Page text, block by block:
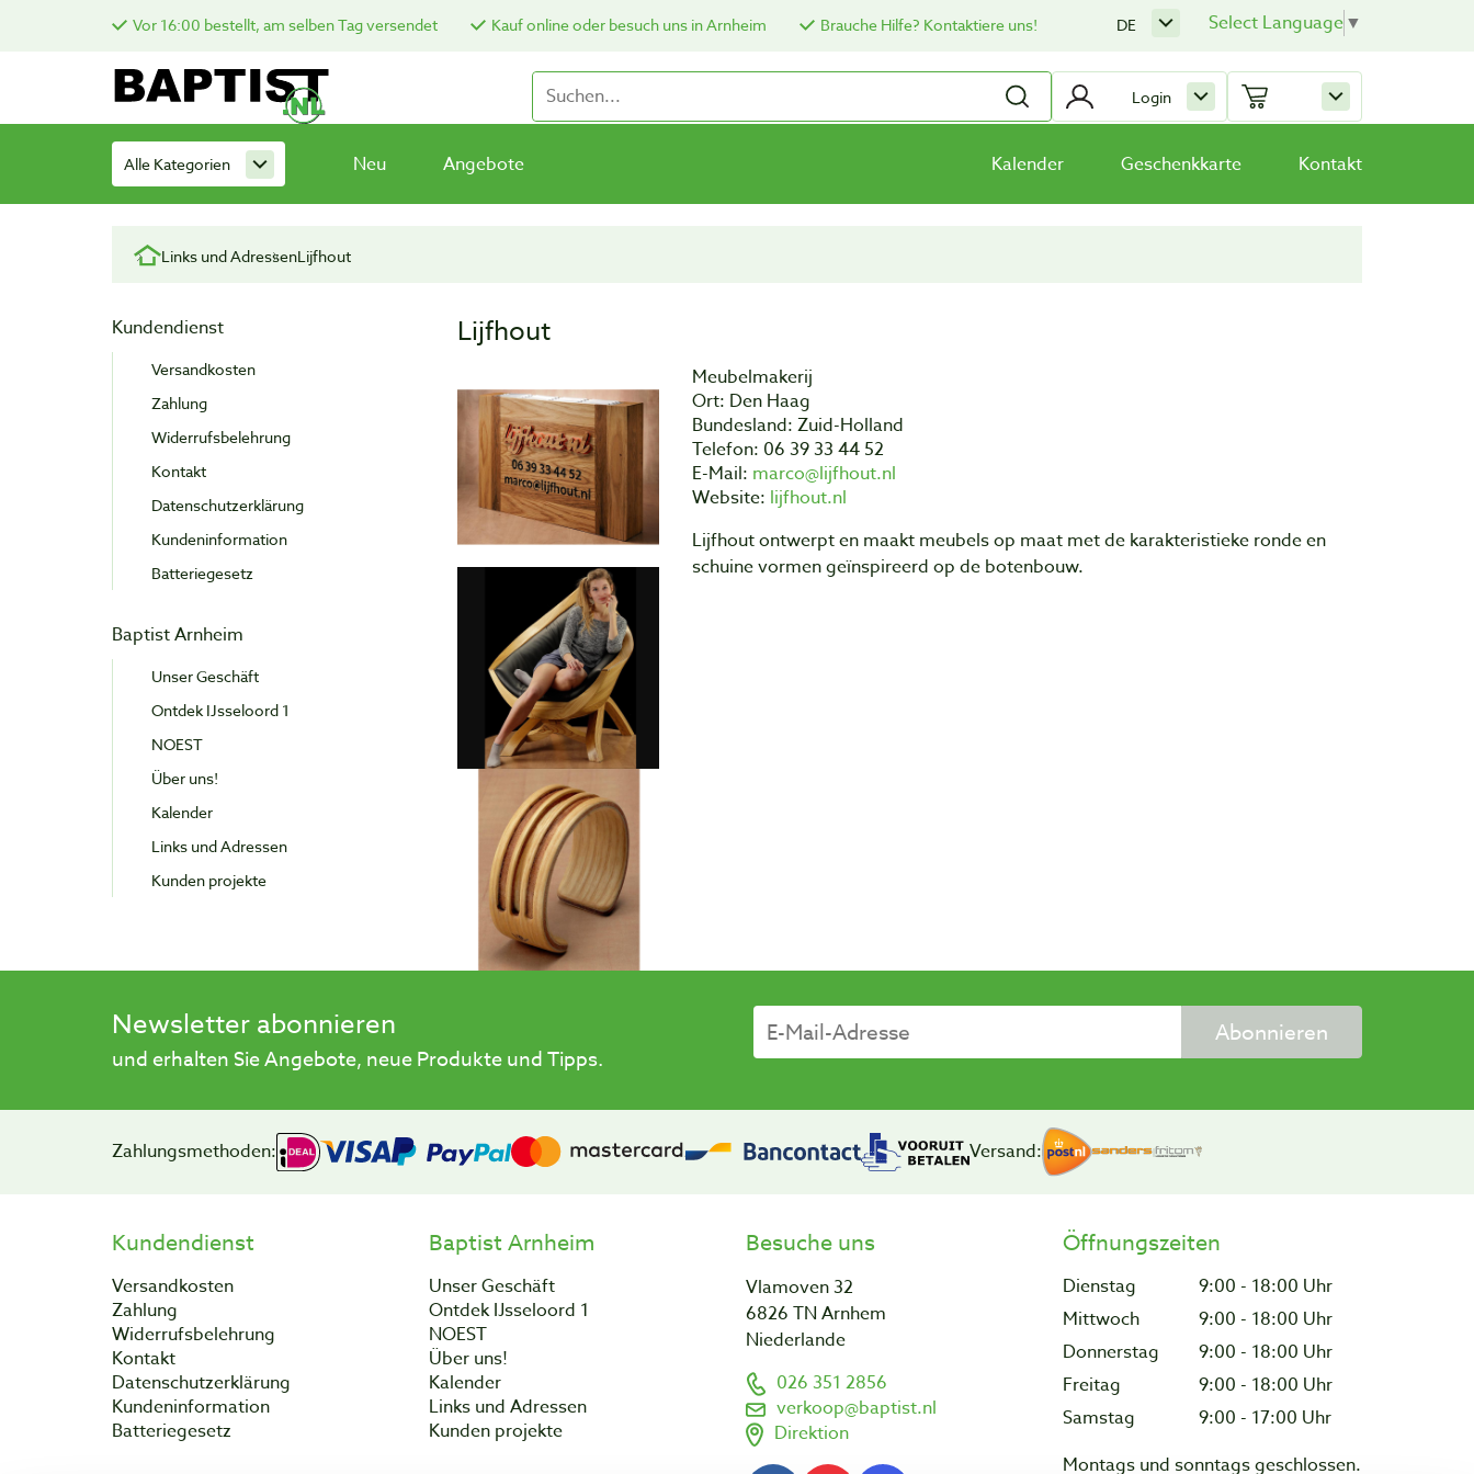
Vor 16:00 bestellt, am selben Tag versendet Kauf online oder besuch uns in Arnheim Brauche Hilfe? Kontaktiere uns! Select Language▼
DE
Login
Alle Kategorien Neu Angebote Kalender Geschenkkarte Kontakt
Links und AdressenLijfhout
Kundendienst
Versandkosten
Zahlung
Widerrufsbelehrung
Kontakt
Datenschutzerklärung
Kundeninformation
Batteriegesetz
Baptist Arnheim
Unser Geschäft
Ontdek IJsseloord 1
NOEST
Über uns!
Kalender
Links und Adressen
Kunden projekte
Lijfhout
Meubelmakerij
Ort: Den Haag
Bundesland: Zuid-Holland
Telefon: 06 39 33 44 52
E-Mail: marco@lijfhout.nl
Website: lijfhout.nl
Lijfhout ontwerpt en maakt meubels op maat met de karakteristieke ronde en
schuine vormen geïnspireerd op de botenbouw.
Newsletter abonnieren
und erhalten Sie Angebote, neue Produkte und Tipps.
Abonnieren
Zahlungsmethoden: Versand:
Kundendienst
Versandkosten
Zahlung
Widerrufsbelehrung
Kontakt
Datenschutzerklärung
Kundeninformation
Batteriegesetz
Baptist Arnheim
Unser Geschäft
Ontdek IJsseloord 1
NOEST
Über uns!
Kalender
Links und Adressen
Kunden projekte
Besuche uns
Vlamoven 32
6826 TN Arnhem
Niederlande
026 351 2856
verkoop@baptist.nl
Direktion
Öffnungszeiten
Dienstag
9:00 - 18:00 Uhr
Mittwoch
9:00 - 18:00 Uhr
Donnerstag
9:00 - 18:00 Uhr
Freitag
9:00 - 18:00 Uhr
Samstag
9:00 - 17:00 Uhr
Montags und sonntags geschlossen.